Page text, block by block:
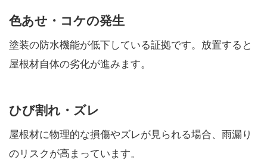
色あせ・コケの発生
塗装の防水機能が低下している証拠です。放置すると
屋根材自体の劣化が進みます。
ひび割れ・ズレ
屋根材に物理的な損傷やズレが見られる場合、雨漏り
のリスクが高まっています。